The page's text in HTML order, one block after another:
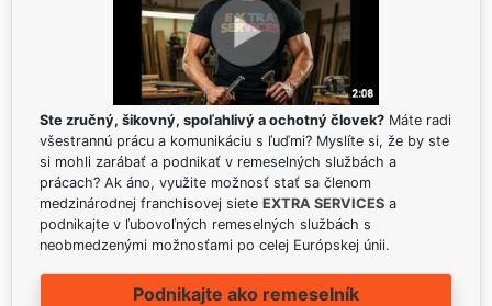
Ste zručný, šikovný, spoľahlivý a ochotný človek? Máte radi
všestrannú prácu a komunikáciu s ľuďmi? Myslíte si, že by ste
si mohli zarábať a podnikať v remeselných službách a
prácach? Ak áno, využite možnosť stať sa členom
medzinárodnej franchisovej siete EXTRA SERVICES a
podnikajte v ľubovoľných remeselných službách s
neobmedzenými možnosťami po celej Európskej únii.
Podnikajte ako remeselník